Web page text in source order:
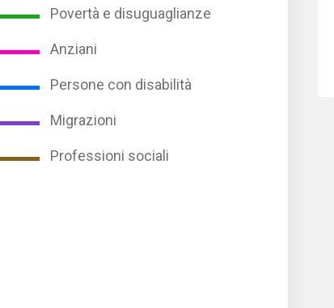
Povertà e disuguaglianze
Anziani
Persone con disabilità
Migrazioni
Professioni sociali